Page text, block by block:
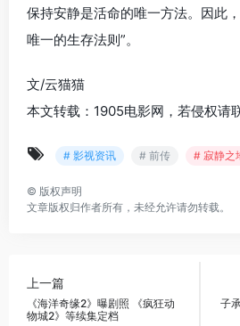
保持安静是活命的唯一方法。因此
唯一的生存法则”。
文/云猫猫
本文转载：1905电影网，若侵权请
# 影视资讯 # 前传 # 寂静之
© 版权声明
文章版权归作者所有，未经允许请勿转载。
上一篇
《海洋奇缘2》曝剧照 《疯狂动
物城2》等续集定档
子